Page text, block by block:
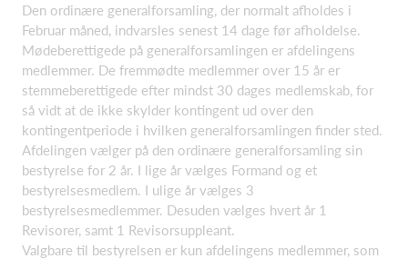
Den ordinære generalforsamling, der normalt afholdes i
Februar måned, indvarsles senest 14 dage før afholdelse.
Mødeberettigede på generalforsamlingen er afdelingens
medlemmer. De fremmødte medlemmer over 15 år er
stemmeberettigede efter mindst 30 dages medlemskab, for
så vidt at de ikke skylder kontingent ud over den
kontingentperiode i hvilken generalforsamlingen finder sted.
Afdelingen vælger på den ordinære generalforsamling sin
bestyrelse for 2 år. I lige år vælges Formand og et
bestyrelsesmedlem. I ulige år vælges 3
bestyrelsesmedlemmer. Desuden vælges hvert år 1
Revisorer, samt 1 Revisorsuppleant.
Valgbare til bestyrelsen er kun afdelingens medlemmer, som